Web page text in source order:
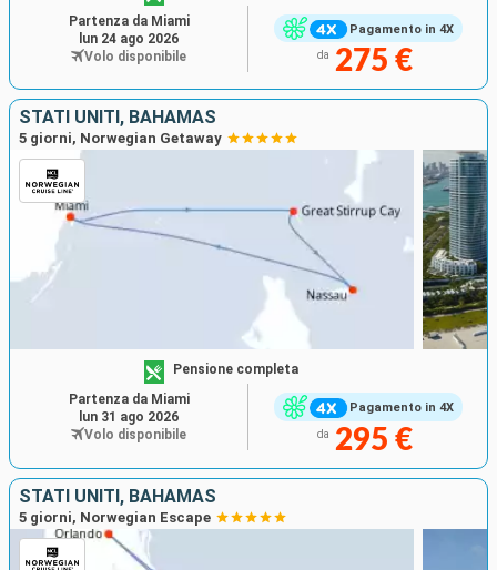
Pagamento in 4X
da 275 €
Partenza da Miami
lun 24 ago 2026
Volo disponibile
STATI UNITI, BAHAMAS
5 giorni, Norwegian Getaway
Pagamento in 4X
Pensione completa
da 295 €
Partenza da Miami
lun 31 ago 2026
Volo disponibile
STATI UNITI, BAHAMAS
5 giorni, Norwegian Escape